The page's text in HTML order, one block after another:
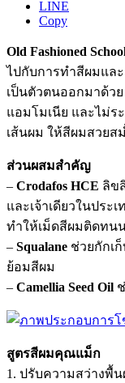
LINE
Copy
Old Fashioned
ไปกับการทำสีผมและ
เป็นตัวตนออกมาด้วย
แอมโมเนีย และไม่ร
เส้นผม ให้สีผมสวยส
ส่วนผสมสำคัญ
– Crodafos HCE ลิข
และเจ้าเดียวในประ
ทำให้เม็ดสีผมติดทน
– Squalane ช่วยกักเ
ย้อมสีผม
– Camellia Seed Oil
สูตรสีผมคุณแม็ก
1. ปรับความสว่างพื้